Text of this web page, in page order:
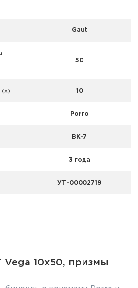
и сейфы
Gaut
50
(х) 10
Porro
BK-7
3 года
УТ-00002719
Vega 10x50, призмы